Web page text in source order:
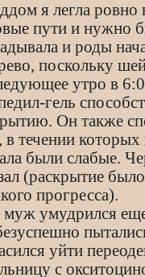
я легла ровно
пути и нужно
и роды
поскольку
утро в
гель
Он также
в течении
были слабые.
(раскрытие
прогресса).
умудрился еще
уйти
с